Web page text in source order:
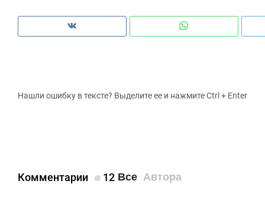
Нашли ошибку в тексте? Выделите ее и нажмите Ctrl + Enter
Комментарии 12 Все Автора